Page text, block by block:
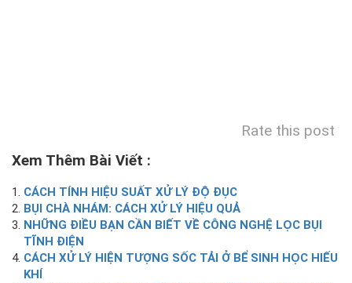
Rate this post
Xem Thêm Bài Viết :
CÁCH TÍNH HIỆU SUẤT XỬ LÝ ĐỘ ĐỤC
BỤI CHÀ NHÁM: CÁCH XỬ LÝ HIỆU QUẢ
NHỮNG ĐIỀU BẠN CẦN BIẾT VỀ CÔNG NGHỆ LỌC BỤI
TĨNH ĐIỆN
CÁCH XỬ LÝ HIỆN TƯỢNG SỐC TẢI Ở BỂ SINH HỌC HIẾU
KHÍ